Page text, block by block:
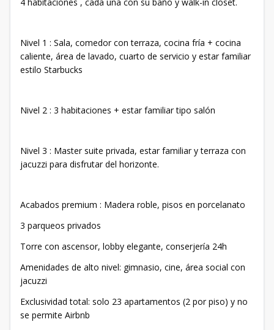
Nivel 1 : Sala, comedor con terraza, cocina fría + cocina
caliente, área de lavado, cuarto de servicio y estar familiar
estilo Starbucks
Nivel 2 : 3 habitaciones + estar familiar tipo salón
Nivel 3 : Master suite privada, estar familiar y terraza con
jacuzzi para disfrutar del horizonte.
Acabados premium : Madera roble, pisos en porcelanato
3 parqueos privados
Torre con ascensor, lobby elegante, conserjería 24h
Amenidades de alto nivel: gimnasio, cine, área social con
jacuzzi
Exclusividad total: solo 23 apartamentos (2 por piso) y no
se permite Airbnb